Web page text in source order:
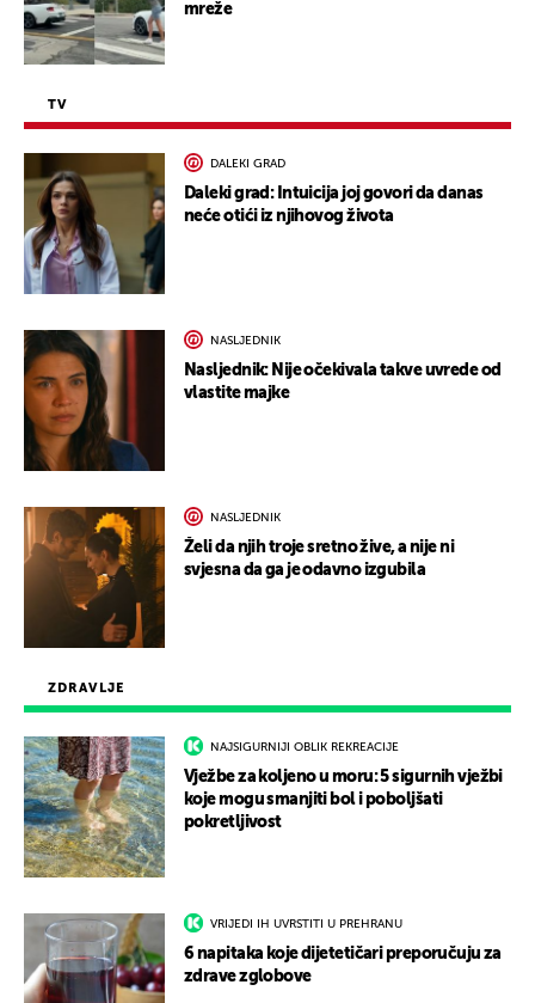
ZDRAVLJE
NAJSIGURNIJI OBLIK REKREACIJE
Vježbe za koljeno u moru: 5 sigurnih vježbi
koje mogu smanjiti bol i poboljšati
pokretljivost
VRIJEDI IH UVRSTITI U PREHRANU
6 napitaka koje dijetetičari preporučuju za
zdrave zglobove
mreže
TV
DALEKI GRAD
Daleki grad: Intuicija joj govori da danas
neće otići iz njihovog života
NASLJEDNIK
Nasljednik: Nije očekivala takve uvrede od
vlastite majke
NASLJEDNIK
Želi da njih troje sretno žive, a nije ni
svjesna da ga je odavno izgubila